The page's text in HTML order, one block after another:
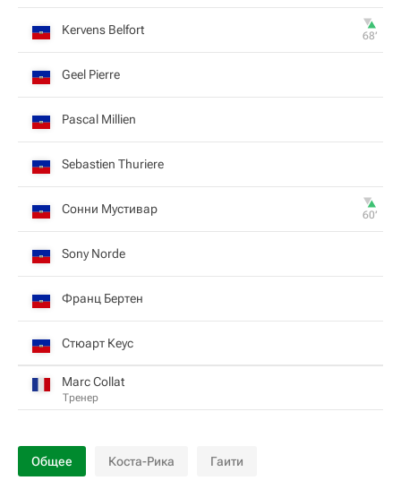
Kervens Belfort 68‎’‎
Geel Pierre
Pascal Millien
Sebastien Thuriere
Сонни Мустивар 60‎’‎
Sony Norde
Франц Бертен
Стюарт Кеус
Marc Collat
Тренер
Общее Коста-Рика Гаити